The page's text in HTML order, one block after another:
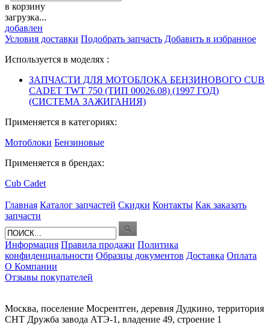
в корзину
загрузка...
добавлен
Условия доставки Подобрать запчасть Добавить в избранное
Используется в моделях :
ЗАПЧАСТИ ДЛЯ МОТОБЛОКА БЕНЗИНОВОГО CUB
CADET TWT 750 (ТИП 00026.08) (1997 ГОД)
(СИСТЕМА ЗАЖИГАНИЯ)
Применяется в категориях:
Мотоблоки Бензиновые
Применяется в брендах:
Cub Cadet
Главная Каталог запчастей Скидки Контакты Как заказать
запчасти
Информация Правила продажи Политика
конфиденциальности Образцы документов Доставка Оплата
О Компании
Отзывы покупателей
Москва, поселение Мосрентген, деревня Дудкино, территория
СНТ Дружба завода АТЭ-1, владение 49, строение 1